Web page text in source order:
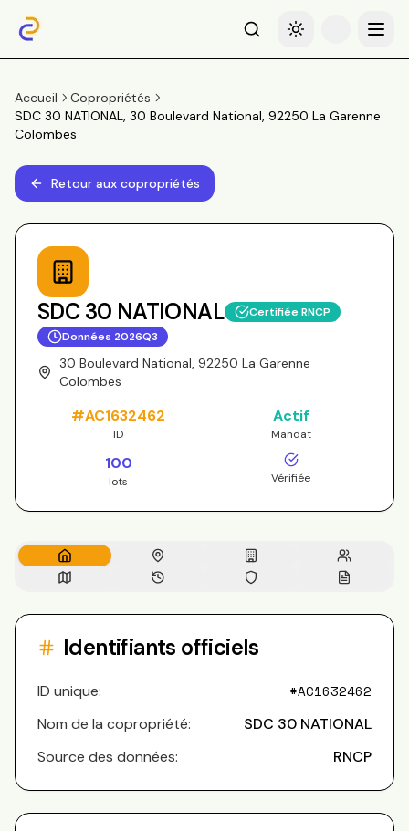
RechercheBasculer le thème
Menu
Accueil
Copropriétés
SDC 30 NATIONAL, 30 Boulevard National, 92250 La Garenne
Colombes
Retour aux copropriétés
SDC 30 NATIONAL
Certifiée RNCP
Données 2026Q3
30 Boulevard National, 92250 La Garenne
Colombes
#AC1632462
ID
Actif
Mandat
100
lots Vérifiée
Identifiants officiels
ID unique: #AC1632462
Nom de la copropriété:
SDC 30 NATIONAL
Source des données:
RNCP